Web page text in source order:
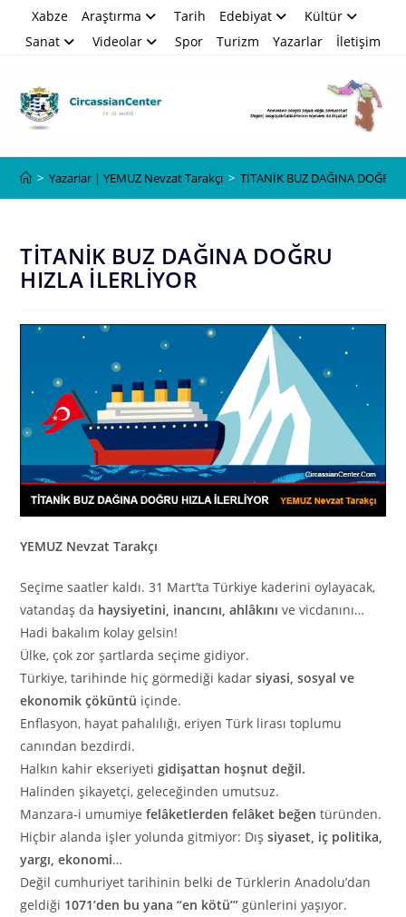
Xabze Araştırma Tarih Edebiyat
Kültür
Sanat
Videolar Spor Turizm Yazarlar İletişim
> Yazarlar | YEMUZ Nevzat Tarakçı > TİTANİK BUZ DAĞINA DOĞRU
TİTANİK BUZ DAĞINA DOĞRU
HIZLA İLERLİYOR
YEMUZ Nevzat Tarakçı
Seçime saatler kaldı. 31 Mart’ta Türkiye kaderini oylayacak,
vatandaş da haysiyetini, inancını, ahlâkını ve vicdanını…
Hadi bakalım kolay gelsin!
Ülke, çok zor şartlarda seçime gidiyor.
Türkiye, tarihinde hiç görmediği kadarsiyasi, sosyal ve
ekonomik çöküntü içinde.
Enflasyon, hayat pahalılığı, eriyen Türk lirası toplumu
canından bezdirdi.
Halkın kahir ekseriyetigidişattan hoşnut değil.
Halinden şikayetçi, geleceğinden umutsuz.
Manzara-i umumiyefelâketlerden felâket beğen türünden.
Hiçbir alanda işler yolunda gitmiyor: Dışsiyaset, iç politika,
yargı, ekonomi…
Değil cumhuriyet tarihinin belki de Türklerin Anadolu’dan
geldiği 1071’den bu yana “en kötü’” günlerini yaşıyor.